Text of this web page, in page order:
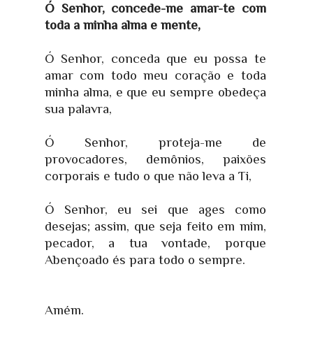
Ó Senhor, concede-me amar-te com
toda a minha alma e mente,
Ó Senhor, conceda que eu possa te
amar com todo meu coração e toda
minha alma, e que eu sempre obedeça
sua palavra,
Ó Senhor, proteja-me de
provocadores, demônios, paixões
corporais e tudo o que não leva a Ti,
Ó Senhor, eu sei que ages como
desejas; assim, que seja feito em mim,
pecador, a tua vontade, porque
Abençoado és para todo o sempre.
Amém.